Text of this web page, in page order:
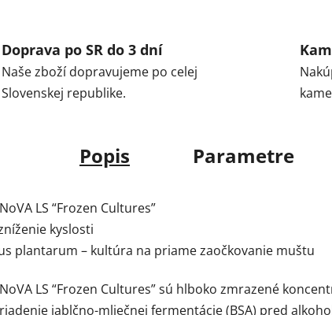
Doprava po SR do 3 dní
Naše zboží dopravujeme po celej
Slovenskej republike.
Popis Parametre
LS “Frozen Cultures”
kyslosti
plantarum – kultúra na priame zaočkovanie muštu
NoVA LS “Frozen Cultures” sú hlboko zmrazené
jablčno-mliečnej fermentácie (BSA) pred